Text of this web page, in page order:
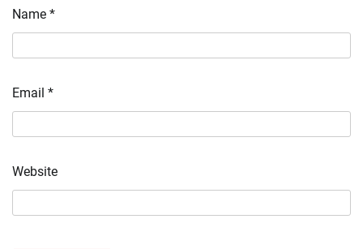
Name *
Email *
Website